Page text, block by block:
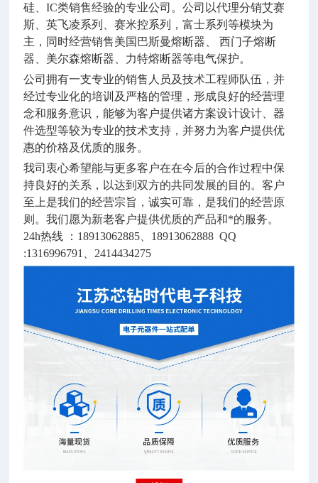
硅、IC类销售经验的专业公司。公司以代理分销艾赛
斯、英飞凌系列、赛米控系列，富士系列等模块为
主，同时经营销售美国巴斯曼熔断器、 西门子熔断
器、美尔森熔断器、力特熔断器等电气保护。
公司拥有一支专业的销售人员及技术工程师队伍，并
经过专业化的培训及严格的管理，形成良好的经营理
念和服务意识，能够为客户提供诸方案设计设计、器
件选型等较为专业的技术支持，并努力为客户提供优
惠的价格及优质的服务。
我司衷心希望能与更多客户在在今后的合作过程中保
持良好的关系，以达到双方的共同发展的目的。客户
至上是我们的经营宗旨，诚实可靠，是我们的经营原
则。我们愿为新老客户提供优质的产品和*的服务。
24h热线 ： 18913062885
18913062888 QQ
:1316996791
2414434275